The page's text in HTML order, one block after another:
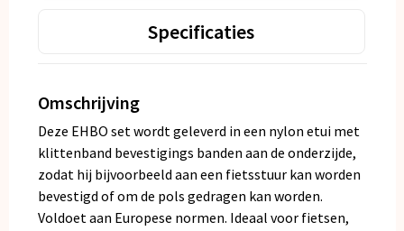
Specificaties
Omschrijving
Deze EHBO set wordt geleverd in een nylon etui met
klittenband bevestigings banden aan de onderzijde,
zodat hij bijvoorbeeld aan een fietsstuur kan worden
bevestigd of om de pols gedragen kan worden.
Voldoet aan Europese normen. Ideaal voor fietsen,